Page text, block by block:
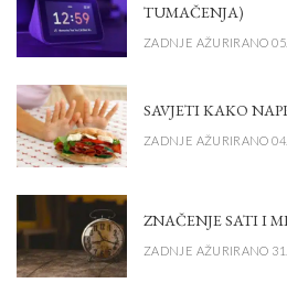
TUMAČENJA)
ZADNJE AŽURIRANO
SAVJETI KAKO
ZADNJE AŽURIRANO
ZNAČENJE SATI I
ZADNJE AŽURIRANO